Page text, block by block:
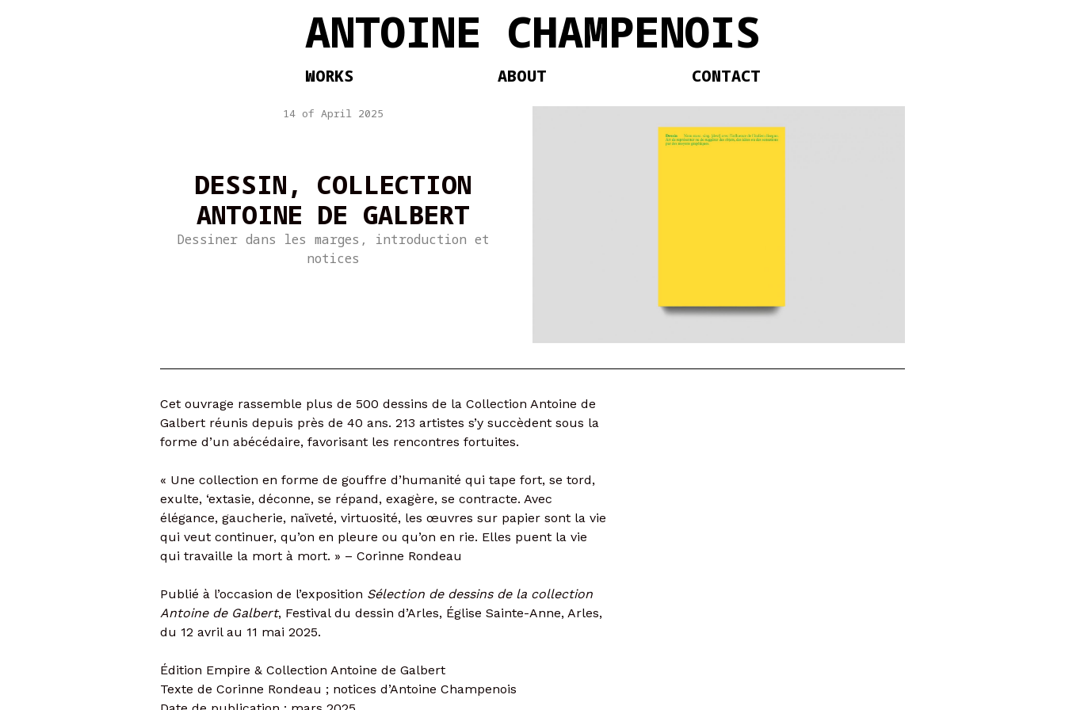
ANTOINE CHAMPENOIS
WORKS ABOUT CONTACT
14 of April 2025
DESSIN, COLLECTION
ANTOINE DE GALBERT
Dessiner dans les marges, introduction et
notices
Cet ouvrage rassemble plus de 500 dessins de la Collection Antoine de
Galbert réunis depuis près de 40 ans. 213 artistes s’y succèdent sous la
forme d’un abécédaire, favorisant les rencontres fortuites.
« Une collection en forme de gouffre d’humanité qui tape fort, se tord,
exulte, ‘extasie, déconne, se répand, exagère, se contracte. Avec
élégance, gaucherie, naïveté, virtuosité, les œuvres sur papier sont la vie
qui veut continuer, qu’on en pleure ou qu’on en rie. Elles puent la vie
qui travaille la mort à mort. » – Corinne Rondeau
Publié à l’occasion de l’exposition Sélection de dessins de la collection
Antoine de Galbert, Festival du dessin d’Arles, Église Sainte-Anne, Arles,
du 12 avril au 11 mai 2025.
Édition Empire & Collection Antoine de Galbert
Texte de Corinne Rondeau ; notices d’Antoine Champenois